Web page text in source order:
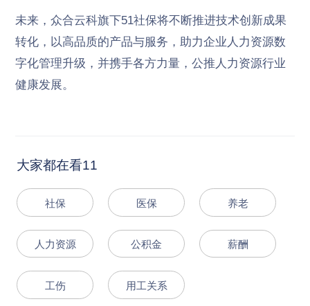
未来，众合云科旗下51社保将不断推进技术创新成果
转化，以高品质的产品与服务，助力企业人力资源数
字化管理升级，并携手各方力量，公推人力资源行业
健康发展。
大家都在看11
社保 医保 养老
人力资源 公积金 薪酬
工伤 用工关系